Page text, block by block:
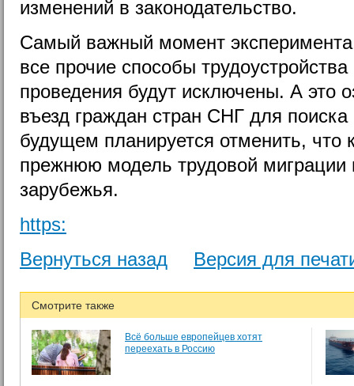
изменений в законодательство.
Самый важный момент эксперимента
все прочие способы
проведения будут исключены. А это
въезд граждан стран СНГ для
будущем планируется отменить, что
прежнюю модель трудовой миграции
зарубежья.
https:
Вернуться назад
Версия для
Смотрите также
Всё больше европейцев хотят
переехать в Россию